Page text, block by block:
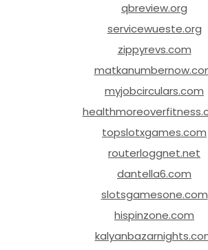
qbreview.org
servicewueste.org
zippyrevs.com
myjobcirculars.com
topslotxgames.com
routerloggnet.net
dantella6.com
slotsgamesone.com
hispinzone.com